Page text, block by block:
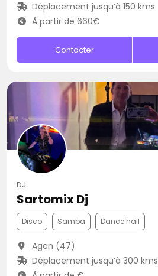
Déplacement jusqu’à 150 kms
À partir de 660€
Contacter
DJ
Sartomix Dj
Disco Samba Dance hall
Agen (47)
Déplacement jusqu’à 300 kms